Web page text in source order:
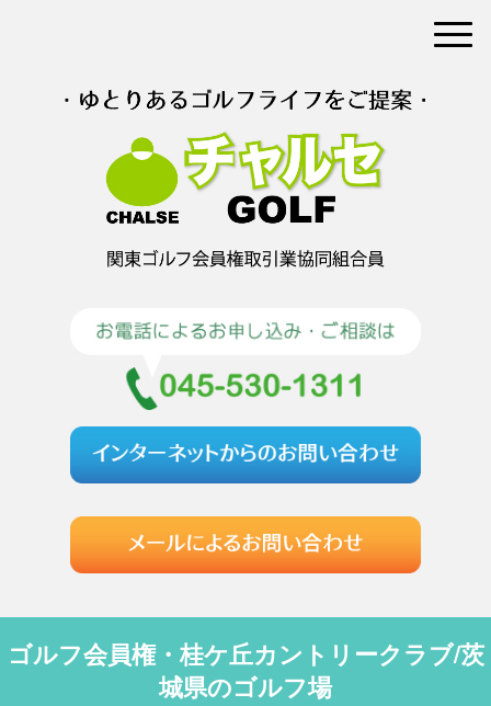
ゴルフ会員権・桂ケ丘カントリークラブ/茨
城県のゴルフ場